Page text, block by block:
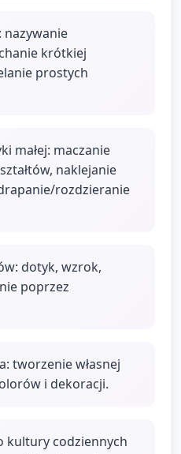
nazywanie
krótkiej
prostych
małej: maczanie
naklejanie
rozdzieranie
dotyk, wzrok,
poprzez
tworzenie własnej
i dekoracji.
kultury codziennych